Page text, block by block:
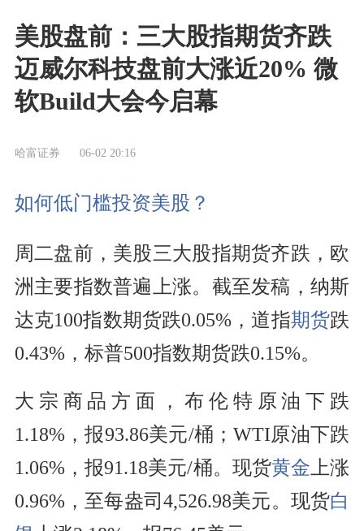
美股盘前：三大股指期货齐跌
迈威尔科技盘前大涨近20% 微
软Build大会今启幕
哈富证券 06-02 20:16
如何低门槛投资美股？
周二盘前，美股三大股指期货齐跌，欧
洲主要指数普遍上涨。截至发稿，纳斯
达克100指数期货跌0.05%，道指期货跌
0.43%，标普500指数期货跌0.15%。
大宗商品方面，布伦特原油下跌
1.18%，报93.86美元/桶；WTI原油下跌
1.06%，报91.18美元/桶。现货黄金 上涨
0.96%，至每盎司4,526.98美元。现货白